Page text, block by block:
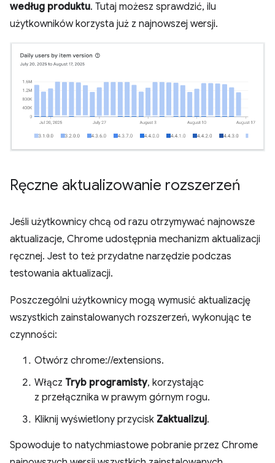
według produktu. Tutaj możesz sprawdzić, ilu
użytkowników korzysta już z najnowszej wersji.
Ręczne aktualizowanie rozszerzeń
Jeśli użytkownicy chcą od razu otrzymywać najnowsze
aktualizacje, Chrome udostępnia mechanizm aktualizacji
ręcznej. Jest to też przydatne narzędzie podczas
testowania aktualizacji.
Poszczególni użytkownicy mogą wymusić aktualizację
wszystkich zainstalowanych rozszerzeń, wykonując te
czynności:
Otwórz chrome://extensions.
Włącz Tryb programisty, korzystając
z przełącznika w prawym górnym rogu.
Kliknij wyświetlony przycisk Zaktualizuj.
Spowoduje to natychmiastowe pobranie przez Chrome